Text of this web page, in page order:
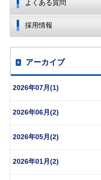
よくある質問
採用情報
アーカイブ
2026年07月(1)
2026年06月(2)
2026年05月(2)
2026年01月(2)